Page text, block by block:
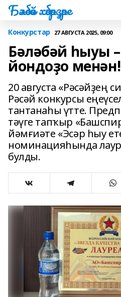
Бәләбәй хәбәрҙәре
Конкурстар 27 АВГУСТА 2025, 09:00
Бәләбәй һыуы
йондоҙо менән!
20 августа «Рәсәйҙең
Рәсәй конкурсы
тантанаһы үтте.
тәүге тапҡыр
йәмғиәте «Эсәр һыу
номинацияһында
булды.